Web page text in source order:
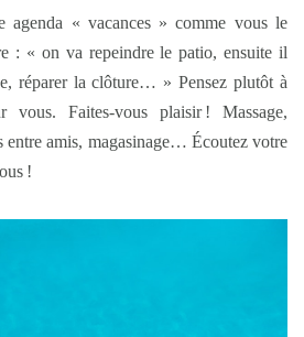
agenda « vacances » comme vous le
: « on va repeindre le patio, ensuite il
réparer la clôture… » Pensez plutôt à
vous. Faites-vous plaisir ! Massage,
entre amis, magasinage… Écoutez votre
!